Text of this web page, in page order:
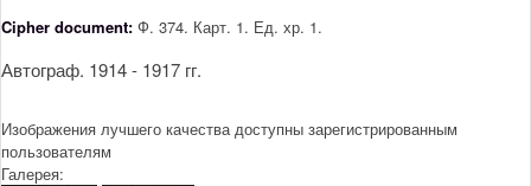
Cipher document: Ф. 374. Карт. 1. Ед. хр. 1.
Автограф. 1914 - 1917 гг.
Изображения лучшего качества доступны зарегистрированным
пользователям
Галерея: